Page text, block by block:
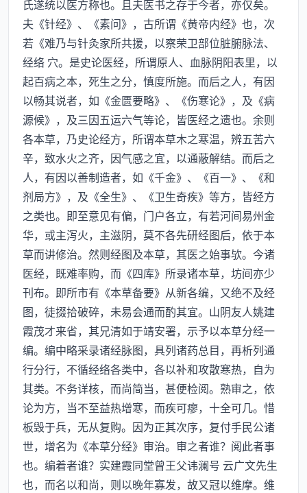
氏遂统以医方称也。且夫医书之存于今者，亦仅矣。
夫《针经》、《素问》，古所谓《黄帝内经》也，次
若《难乃与针灸家所共援，以察荣卫部位脏腑脉法、
经络 穴。是史论医经，所谓原人、血脉阴阳表里，以
起百病之本，死生之分，慎度所施。而后之人，有因
以畅其说者，如《金匮要略》、《伤寒论》，及《病
源候》，及三因五运六气等论，皆医经之遗也。余则
各本草，乃史论经方，所谓本草木之寒温，辨五苦六
辛，致水火之齐，因气感之宜，以通蔽解结。而后之
人，有因以善制造者，如《千金》、《百一》、《和
剂局方》，及《全生》、《卫生奇疾》等方，皆经方
之类也。即至意见有偏，门户各立，有若河间易州金
华，或主泻火，主滋阴，莫不各先研经图后，依于本
草而讲修治。然则经图及本草，其医之始事欤。今诸
医经，既难率购，而《四库》所录诸本草，坊间亦少
刊布。即所市有《本草备要》从新各编，又绝不及经
图，徒掇拾破碎，未易会通而酌其宜。山阴友人姚建
霞茂才来省，其兄清如于靖安署，示予以本草分经一
编。编中略采录诸经脉图，具列诸药总目，再析列通
行分行，不循经络各类中，各以补和攻散寒热，自为
其类。不务详核，而尚简当，甚便检阅。熟审之，依
论为方，当不至益热增寒，而疾可瘳，十全可几。惜
板毁于兵，无从复购。因为正其次序，复付手民公诸
世，增名为《本草分经》审治。审之者谁？阅此者事
也。编着者谁？实建霞同堂曾王父讳澜号 云广文先生
也，而名以和尚，则以晚年寡发，故又冠以维摩。维